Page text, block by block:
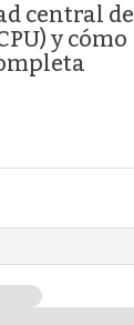
central de
y cómo